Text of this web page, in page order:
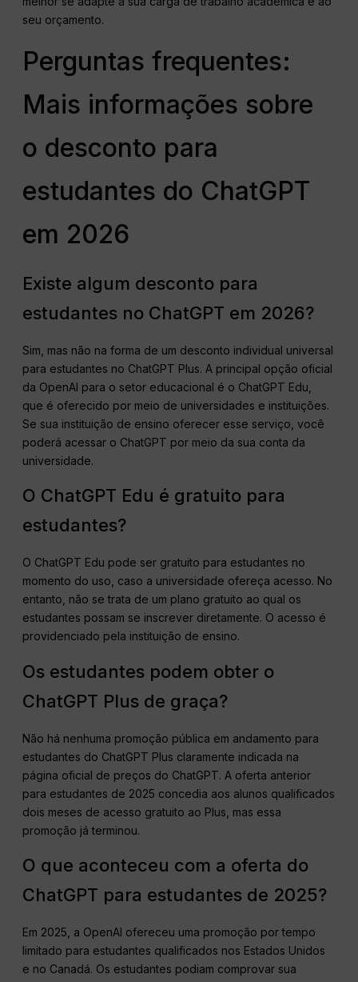
seu orçamento.
Perguntas frequentes:
Mais informações sobre
o desconto para
estudantes do ChatGPT
em 2026
Existe algum desconto para
estudantes no ChatGPT em 2026?
Sim, mas não na forma de um desconto individual universal
para estudantes no ChatGPT Plus. A principal opção oficial
da OpenAI para o setor educacional é o ChatGPT Edu,
que é oferecido por meio de universidades e instituições.
Se sua instituição de ensino oferecer esse serviço, você
poderá acessar o ChatGPT por meio da sua conta da
universidade.
O ChatGPT Edu é gratuito para
estudantes?
O ChatGPT Edu pode ser gratuito para estudantes no
momento do uso, caso a universidade ofereça acesso. No
entanto, não se trata de um plano gratuito ao qual os
estudantes possam se inscrever diretamente. O acesso é
providenciado pela instituição de ensino.
Os estudantes podem obter o
ChatGPT Plus de graça?
Não há nenhuma promoção pública em andamento para
estudantes do ChatGPT Plus claramente indicada na
página oficial de preços do ChatGPT. A oferta anterior
para estudantes de 2025 concedia aos alunos qualificados
dois meses de acesso gratuito ao Plus, mas essa
promoção já terminou.
O que aconteceu com a oferta do
ChatGPT para estudantes de 2025?
Em 2025, a OpenAI ofereceu uma promoção por tempo
limitado para estudantes qualificados nos Estados Unidos
e no Canadá. Os estudantes podiam comprovar sua